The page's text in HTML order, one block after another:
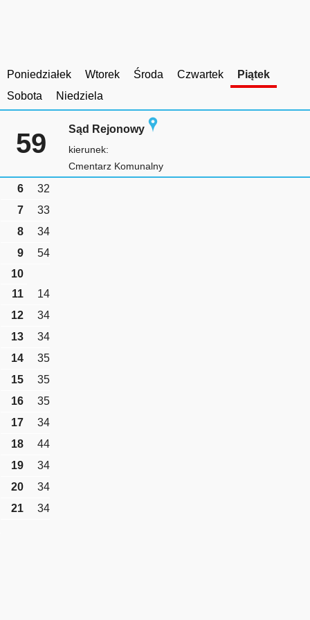
Poniedziałek Wtorek Środa Czwartek
Piątek
Sobota
Niedziela
59 Sąd Rejonowy
kierunek:
Cmentarz Komunalny
6
32
7
33
8
34
9
54
10
11
14
12
34
13
34
14
35
15
35
16
35
17
34
18
44
19
34
20
34
21
34